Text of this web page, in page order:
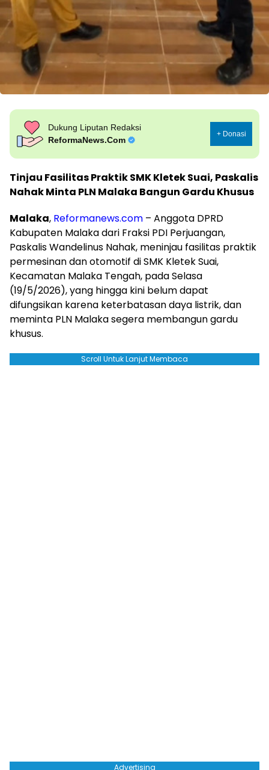
Dukung Liputan Redaksi
ReformaNews.Com
+ Donasi
Tinjau Fasilitas Praktik SMK Kletek Suai, Paskalis
Nahak Minta PLN Malaka Bangun Gardu Khusus
Malaka, Reformanews.com – Anggota DPRD
Kabupaten Malaka dari Fraksi PDI Perjuangan,
Paskalis Wandelinus Nahak, meninjau fasilitas praktik
permesinan dan otomotif di SMK Kletek Suai,
Kecamatan Malaka Tengah, pada Selasa
(19/5/2026), yang hingga kini belum dapat
difungsikan karena keterbatasan daya listrik, dan
meminta PLN Malaka segera membangun gardu
khusus.
Scroll Untuk Lanjut Membaca
Advertising